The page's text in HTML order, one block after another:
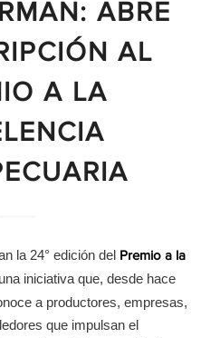
ABRE
AL
A LA
la 24° edición del Premio a la
iniciativa que, desde hace
a productores, empresas,
que impulsan el